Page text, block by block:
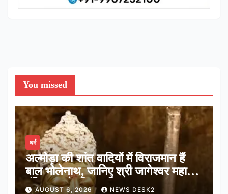
You missed
धर्म
अल्मोड़ा की शांत वादियों में विराजमान हैं
बाल भोलेनाथ, जानिए श्री जागेश्वर महादेव
मंदिर का पौराणिक इतिहास
AUGUST 6, 2026 NEWS DESK2